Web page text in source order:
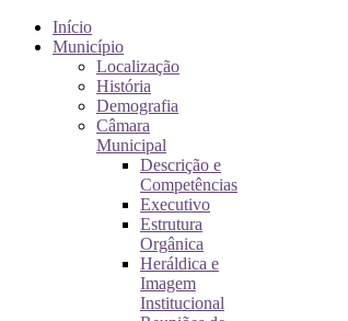
Início
Município
Localização
História
Demografia
Câmara
Municipal
Descrição e
Competências
Executivo
Estrutura
Orgânica
Heráldica e
Imagem
Institucional